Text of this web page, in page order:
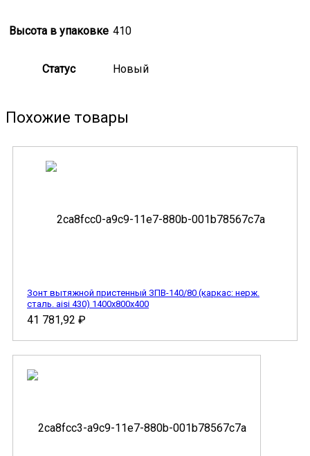
Высота в упаковке 410
Статус Новый
Похожие товары
Зонт вытяжной пристенный ЗПВ-140/80 (каркас: нерж.
сталь. aisi 430) 1400х800х400
41 781,92 ₽